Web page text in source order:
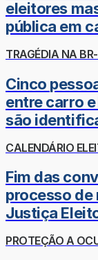
eleitores
pública em
TRAGÉDIA NA
Cinco
entre carro
são
CALENDÁRIO
Fim das
processo de
Justiça
PROTEÇÃO A